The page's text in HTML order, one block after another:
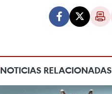
NOTICIAS RELACIONADAS